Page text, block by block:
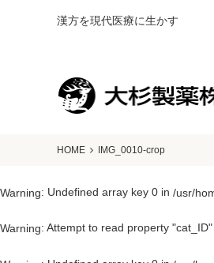
漢方を現代医療に生かす
HOME IMG_0010-crop
Warning: Undefined array key 0 in /usr/
Warning: Attempt to read property